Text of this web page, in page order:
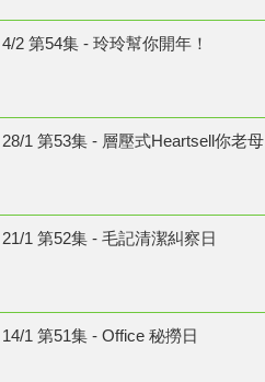
2 第54集 - 玲玲幫你開年！
28/1 第53集 - 層壓式Heartsell你老母
1 第52集 - 毛記清潔糾察日
1 第51集 - Office 秘撈日